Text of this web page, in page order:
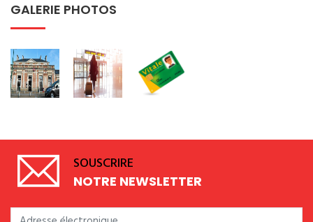
GALERIE PHOTOS
SOUSCRIRE
NOTRE NEWSLETTER